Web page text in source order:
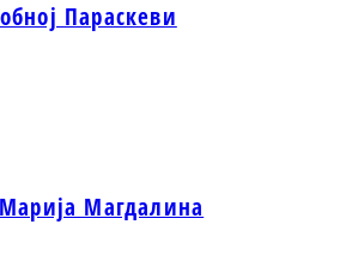
Параскеви
Магдалина